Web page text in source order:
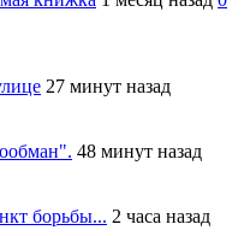
27 минут назад
48 минут назад
борьбы... 2 часа назад